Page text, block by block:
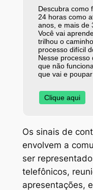
Descubra como
24 horas como
anos, e mais de
Você vai
trilhou o
processo difícil
Nesse processo
que não
que vai e
Clique aqui
Os sinais de
envolvem a
ser
telefônicos,
apresentações,